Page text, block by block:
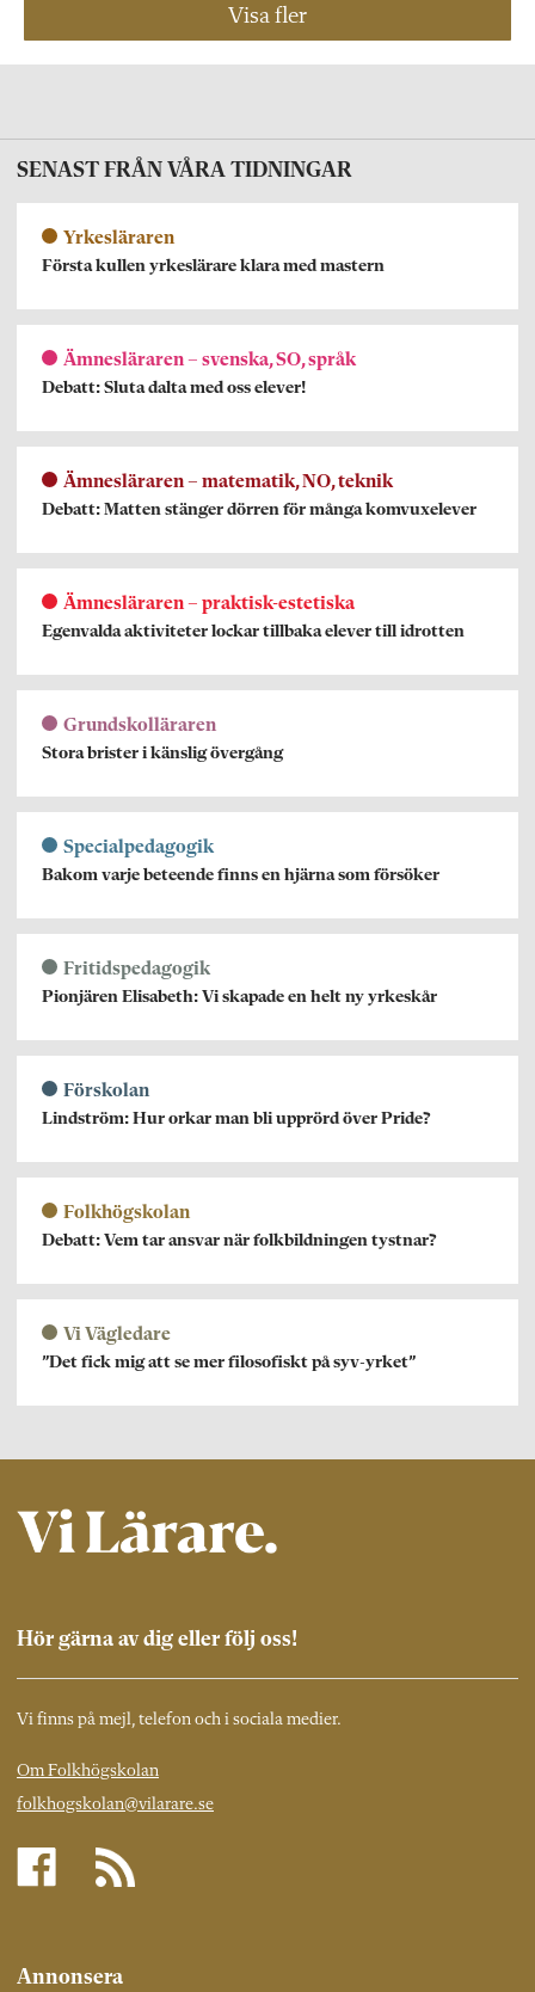
Visa fler
SENAST FRÅN VÅRA TIDNINGAR
Yrkesläraren
Första kullen yrkeslärare klara med mastern
Ämnesläraren – svenska, SO, språk
Debatt: Sluta dalta med oss elever!
Ämnesläraren – matematik, NO, teknik
Debatt: Matten stänger dörren för många komvuxelever
Ämnesläraren – praktisk-estetiska
Egenvalda aktiviteter lockar tillbaka elever till idrotten
Grundskolläraren
Stora brister i känslig övergång
Specialpedagogik
Bakom varje beteende finns en hjärna som försöker
Fritidspedagogik
Pionjären Elisabeth: Vi skapade en helt ny yrkeskår
Förskolan
Lindström: Hur orkar man bli upprörd över Pride?
Folkhögskolan
Debatt: Vem tar ansvar när folkbildningen tystnar?
Vi Vägledare
”Det fick mig att se mer filosofiskt på syv-yrket”
Hör gärna av dig eller följ oss!
Vi finns på mejl, telefon och i sociala medier.
Om Folkhögskolan
folkhogskolan@vilarare.se
Annonsera